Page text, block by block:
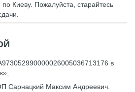
по Киеву. Пожалуйста, старайтесь
в
Сарнацкий Максим Андреевич.